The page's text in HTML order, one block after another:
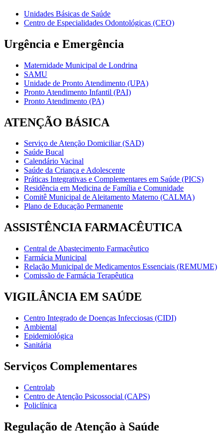
Unidades Básicas de Saúde
Centro de Especialidades Odontológicas (CEO)
Urgência e Emergência
Maternidade Municipal de Londrina
SAMU
Unidade de Pronto Atendimento (UPA)
Pronto Atendimento Infantil (PAI)
Pronto Atendimento (PA)
ATENÇÃO BÁSICA
Serviço de Atenção Domiciliar (SAD)
Saúde Bucal
Calendário Vacinal
Saúde da Criança e Adolescente
Práticas Integrativas e Complementares em Saúde (PICS)
Residência em Medicina de Família e Comunidade
Comitê Municipal de Aleitamento Materno (CALMA)
Plano de Educação Permanente
ASSISTÊNCIA FARMACÊUTICA
Central de Abastecimento Farmacêutico
Farmácia Municipal
Relação Municipal de Medicamentos Essenciais (REMUME)
Comissão de Farmácia Terapêutica
VIGILÂNCIA EM SAÚDE
Centro Integrado de Doenças Infecciosas (CIDI)
Ambiental
Epidemiológica
Sanitária
Serviços Complementares
Centrolab
Centro de Atenção Psicossocial (CAPS)
Policlínica
Regulação de Atenção à Saúde